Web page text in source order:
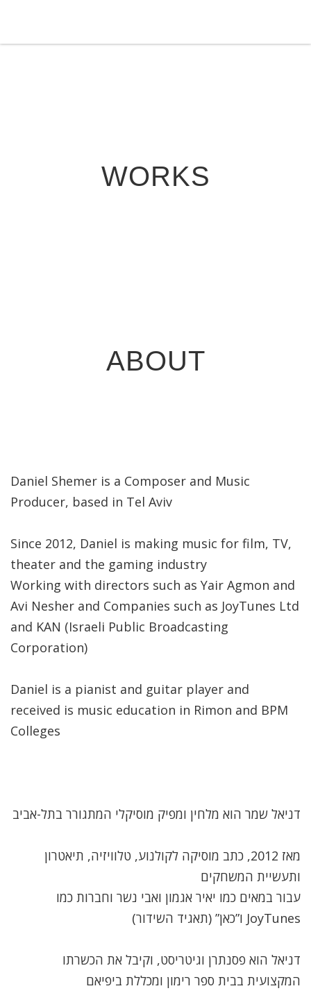
WORKS
ABOUT
Daniel Shemer is a Composer and Music
Producer, based in Tel Aviv
Since 2012, Daniel is making music for film, TV,
theater and the gaming industry
Working with directors such as Yair Agmon and
Avi Nesher and Companies such as JoyTunes Ltd
and KAN (Israeli Public Broadcasting
Corporation)
Daniel is a pianist and guitar player and
received is music education in Rimon and BPM
Colleges
דניאל שמר הוא מלחין ומפיק מוסיקלי המתגורר בתל-אביב
מאז 2012, כתב מוסיקה לקולנוע, טלוויזיה, תיאטרון
ותעשיית המשחקים
עבור במאים כמו יאיר אגמון ואבי נשר וחברות כמו
JoyTunes ו”כאן” (תאגיד השידור)
דניאל הוא פסנתרן וגיטריסט, וקיבל את הכשרתו
המקצועית בבית ספר רימון ומכללת ביפיאם